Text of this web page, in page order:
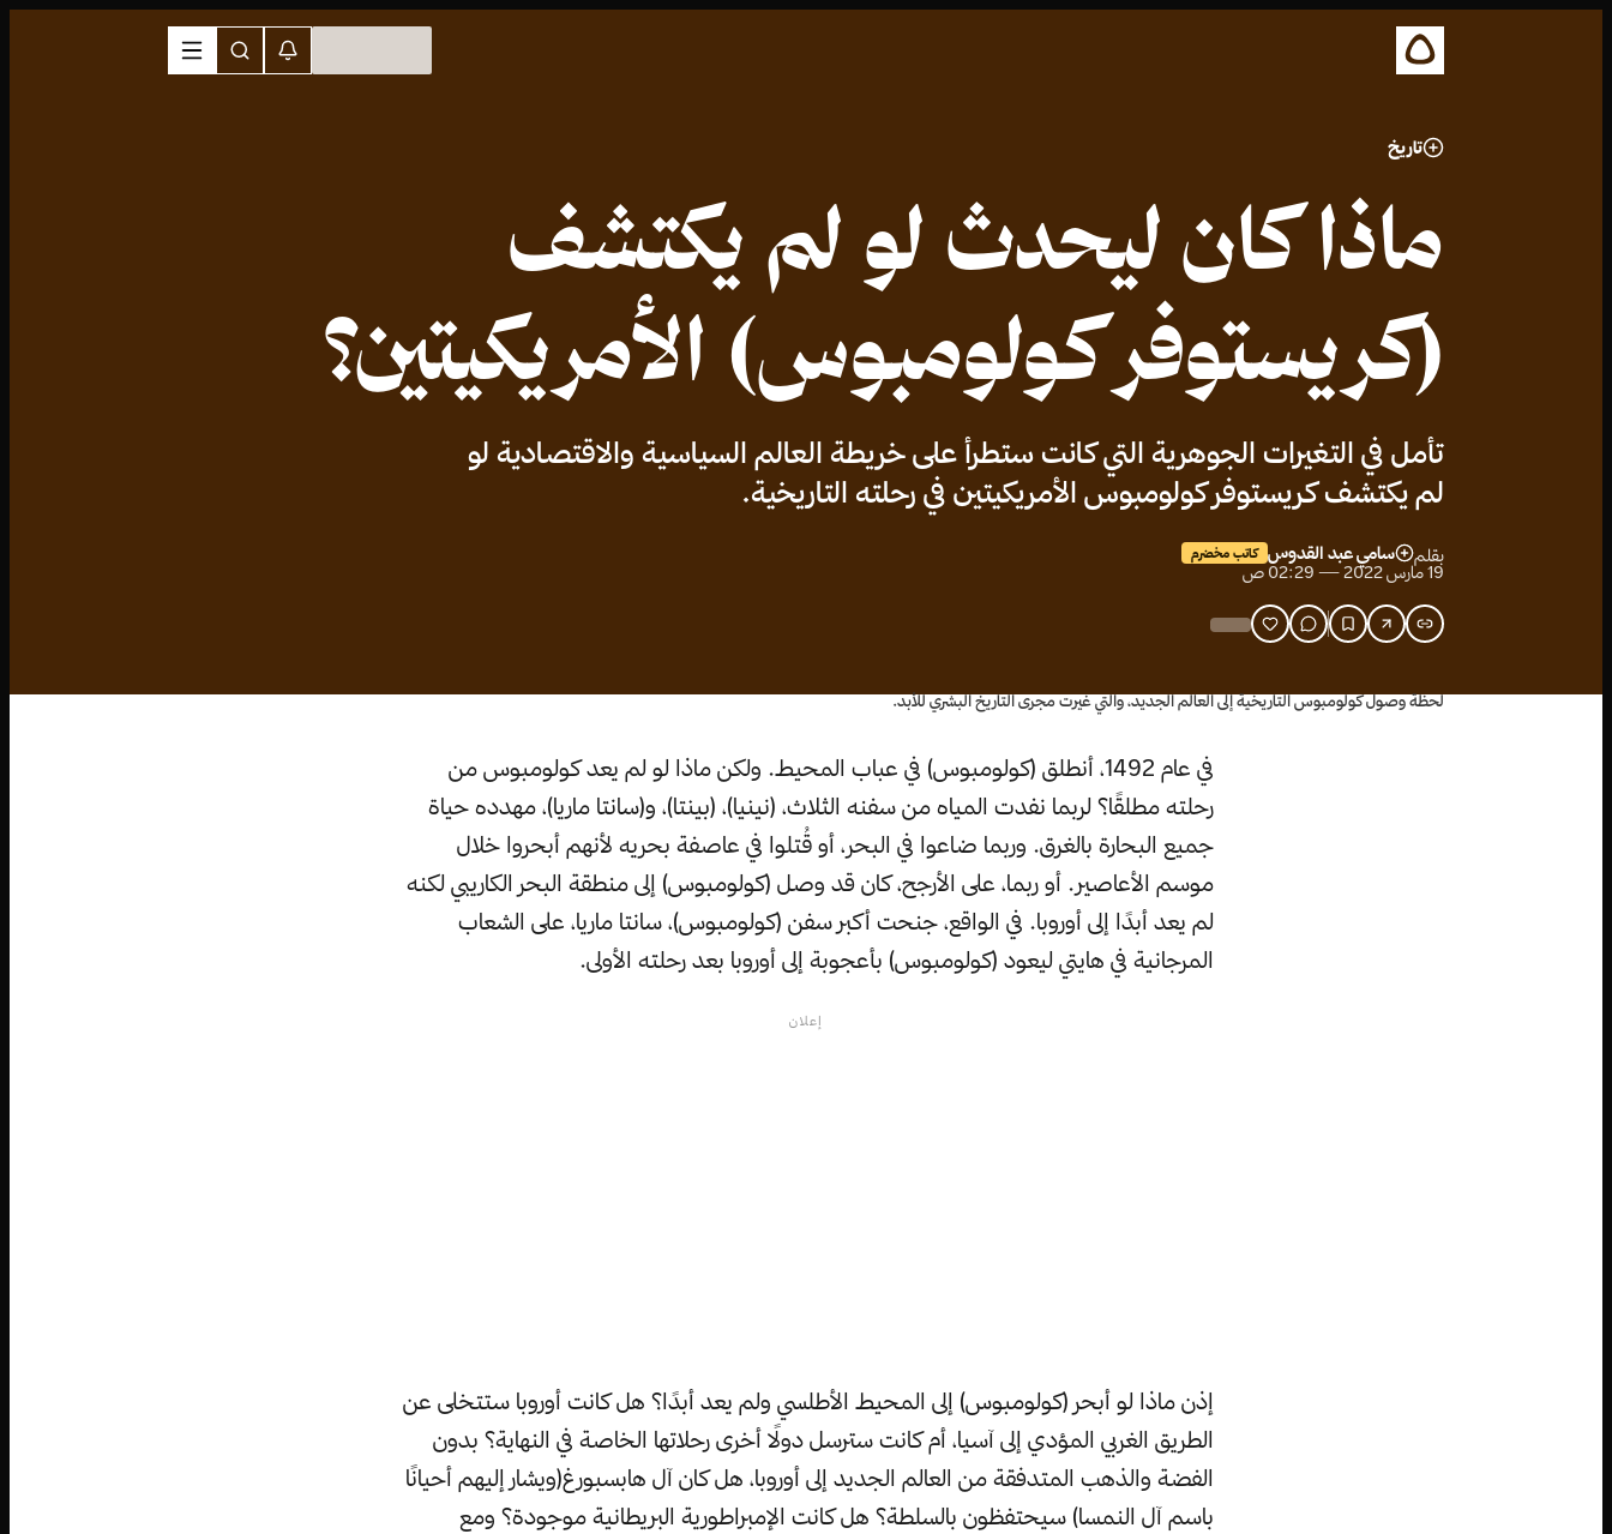
تاريخ
ماذا كان ليحدث لو لم يكتشف
(كريستوفر كولومبوس) الأمريكيتين؟
تأمل في التغيرات الجوهرية التي كانت ستطرأ على خريطة العالم السياسية والاقتصادية لو
لم يكتشف كريستوفر كولومبوس الأمريكيتين في رحلته التاريخية.
بقلم سامي عبد القدوس كاتب مخضرم
19 مارس 2022 — 02:29 ص
لحظة وصول كولومبوس التاريخية إلى العالم الجديد، والتي غيرت مجرى التاريخ البشري للأبد.
في عام 1492، أنطلق (كولومبوس) في عباب المحيط. ولكن ماذا لو لم يعد كولومبوس من
رحلته مطلقًا؟ لربما نفدت المياه من سفنه الثلاث، (نينيا)، (بينتا)، و(سانتا ماريا)، مهدده حياة
جميع البحارة بالغرق. وربما ضاعوا في البحر، أو قُتلوا في عاصفة بحريه لأنهم أبحروا خلال
موسم الأعاصير. أو ربما، على الأرجح، كان قد وصل (كولومبوس) إلى منطقة البحر الكاريبي لكنه
لم يعد أبدًا إلى أوروبا. في الواقع، جنحت أكبر سفن (كولومبوس)، سانتا ماريا، على الشعاب
المرجانية في هايتي ليعود (كولومبوس) بأعجوبة إلى أوروبا بعد رحلته الأولى.
إعلان
إذن ماذا لو أبحر (كولومبوس) إلى المحيط الأطلسي ولم يعد أبدًا؟ هل كانت أوروبا ستتخلى عن
الطريق الغربي المؤدي إلى آسيا، أم كانت سترسل دولًا أخرى رحلاتها الخاصة في النهاية؟ بدون
الفضة والذهب المتدفقة من العالم الجديد إلى أوروبا، هل كان آل هابسبورغ(ويشار إليهم أحيانًا
باسم آل النمسا) سيحتفظون بالسلطة؟ هل كانت الإمبراطورية البريطانية موجودة؟ ومع